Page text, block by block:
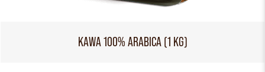
KAWA 100% ARABICA (1 KG)